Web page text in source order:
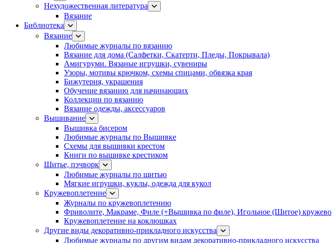
Нехудожественная литература
Вязание
Библиотека
Вязание
Любимые журналы по вязанию
Вязание для дома (Салфетки, Скатерти, Пледы, Покрывала)
Амигуруми. Вязаные игрушки, сувениры
Узоры, мотивы крючком, схемы спицами, обвязка края
Бижутерия, украшения
Обучение вязанию для начинающих
Коллекции по вязанию
Вязание одежды, аксессуаров
Вышивание
Вышивка бисером
Любимые журналы по Вышивке
Схемы для вышивки крестом
Книги по вышивке крестиком
Шитье, пэчворк
Любимые журналы по шитью
Мягкие игрушки, куклы, одежда для кукол
Кружевоплетение
Журналы по кружевоплетению
Фриволите, Макраме, Филе (+Вышивка по филе), Игольное (Шитое) кружево
Кружевоплетение на коклюшках
Другие виды декоративно-прикладного искусства
Любимые журналы по другим видам декоративно-прикладного искусства